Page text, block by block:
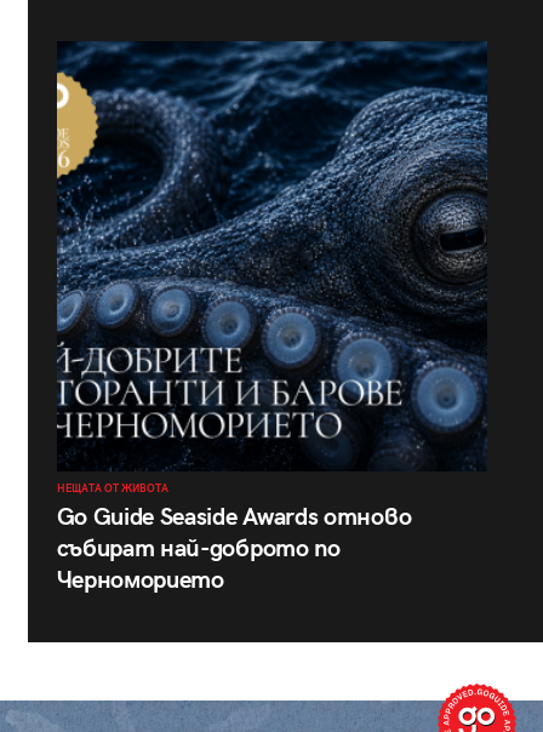
НЕЩАТА ОТ ЖИВОТА
Go Guide Seaside Awards отново
събират най-доброто по
Черноморието